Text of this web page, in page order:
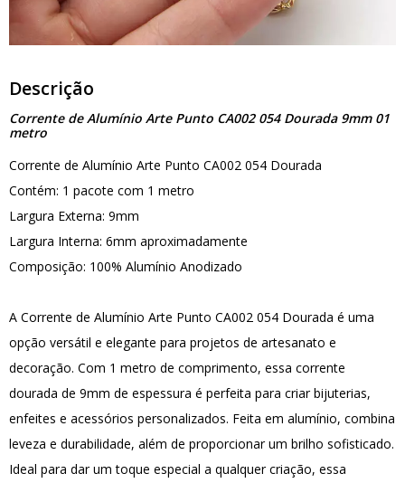
Descrição
Corrente de Alumínio Arte Punto CA002 054 Dourada 9mm 01
metro
Corrente de Alumínio Arte Punto CA002 054 Dourada
Contém: 1 pacote com 1 metro
Largura Externa: 9mm
Largura Interna: 6mm aproximadamente
Composição: 100% Alumínio Anodizado
A Corrente de Alumínio Arte Punto CA002 054 Dourada é uma
opção versátil e elegante para projetos de artesanato e
decoração. Com 1 metro de comprimento, essa corrente
dourada de 9mm de espessura é perfeita para criar bijuterias,
enfeites e acessórios personalizados. Feita em alumínio, combina
leveza e durabilidade, além de proporcionar um brilho sofisticado.
Ideal para dar um toque especial a qualquer criação, essa